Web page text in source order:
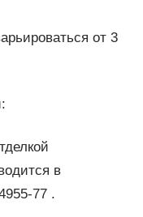
от 3
в
77 .